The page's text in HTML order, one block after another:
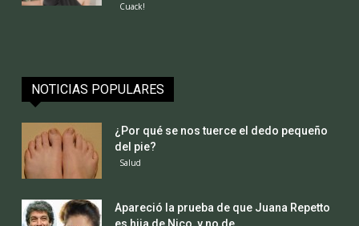
Cuack!
NOTICIAS POPULARES
¿Por qué se nos tuerce el dedo pequeño
del pie?
Salud
Apareció la prueba de que Juana Repetto